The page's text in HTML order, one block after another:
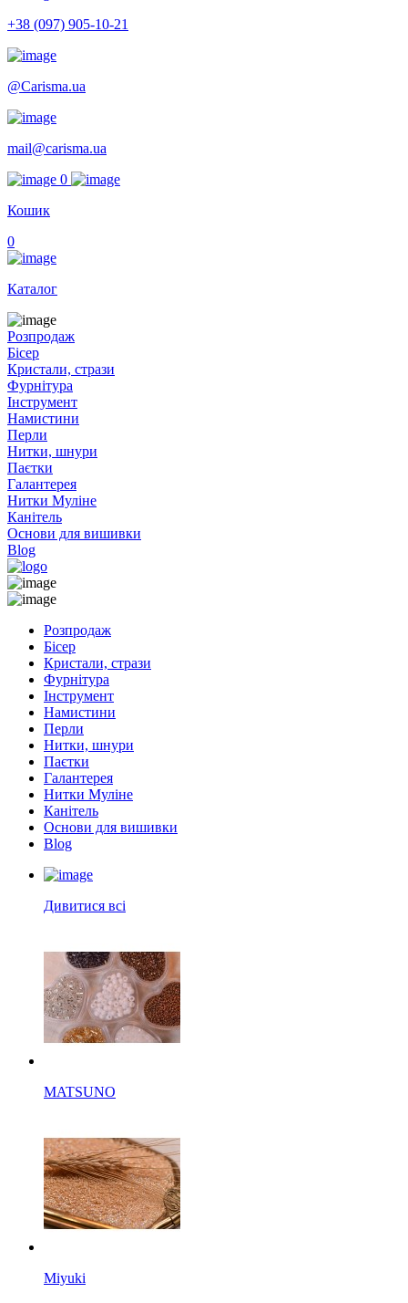
+38 (097) 905-10-21
@Carisma.ua
mail@carisma.ua
0
Кошик
0
Каталог
Розпродаж
Бісер
Кристали, стрази
Фурнітура
Інструмент
Намистини
Перли
Нитки, шнури
Паєтки
Галантерея
Нитки Муліне
Канітель
Основи для вишивки
Blog
Розпродаж
Бісер
Кристали, стрази
Фурнітура
Інструмент
Намистини
Перли
Нитки, шнури
Паєтки
Галантерея
Нитки Муліне
Канітель
Основи для вишивки
Blog
Дивитися всі
MATSUNO
Miyuki